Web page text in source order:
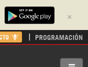
×
PROGRAMACIÓN